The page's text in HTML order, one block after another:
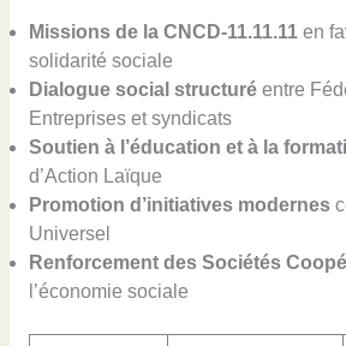
Missions de la CNCD-11.11.11en
solidarité sociale
Dialogue social structuréentre
Entreprises et syndicats
Soutien à l’éducation et à la
d’Action Laïque
Promotion d’initiatives modernes
Universel
Renforcement des Sociétés
l’économie sociale